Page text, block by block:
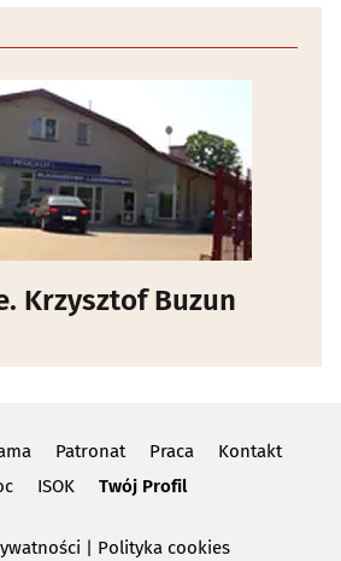
Krzysztof Buzun
Patronat Praca
Kontakt
ISOK Twój Profil
| Polityka cookies